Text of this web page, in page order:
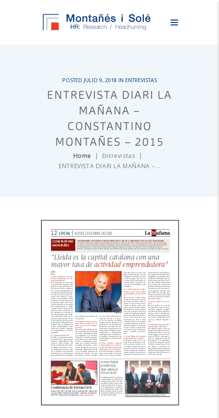
POSTED JULIO 9, 2018 IN ENTREVISTAS
ENTREVISTA DIARI LA
MAÑANA –
CONSTANTINO
MONTAÑES – 2015
Home
Entrevistas
ENTREVISTA DIARI LA MAÑANA –...